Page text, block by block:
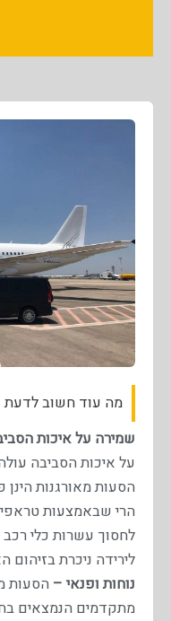
מה עוד חשוב לדעת
שמירה על איכות
על איכות הסביבה
הסעות מאורגנות הינן
הרי שבאמצעות
לחסוך עשרות כלי
לירידה ניכרת בזיהום
נוחות ופנאי – הסעות
מתקדמים הנמצאים